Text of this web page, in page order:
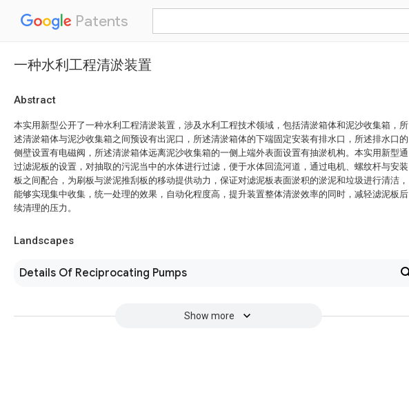
Patents
一种水利工程清淤装置
Abstract
本实用新型公开了一种水利工程清淤装置，涉及水利工程技术领域，包括清淤箱体和泥沙收集箱，所
述清淤箱体与泥沙收集箱之间预设有出泥口，所述清淤箱体的下端固定安装有排水口，所述排水口的
侧壁设置有电磁阀，所述清淤箱体远离泥沙收集箱的一侧上端外表面设置有抽淤机构。本实用新型通
过滤泥板的设置，对抽取的污泥当中的水体进行过滤，便于水体回流河道，通过电机、螺纹杆与安装
板之间配合，为刷板与淤泥推刮板的移动提供动力，保证对滤泥板表面淤积的淤泥和垃圾进行清洁，
能够实现集中收集，统一处理的效果，自动化程度高，提升装置整体清淤效率的同时，减轻滤泥板后
续清理的压力。
Landscapes
Details Of Reciprocating Pumps
Show more